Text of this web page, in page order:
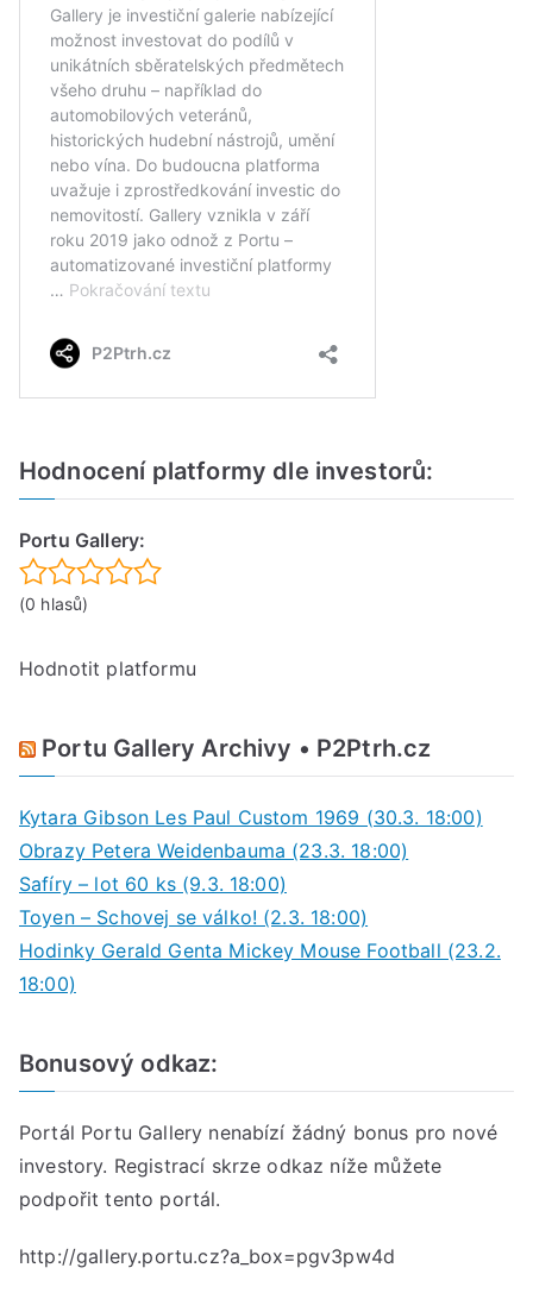
Hodnocení platformy dle investorů:
Portu Gallery:
(0 hlasů)
Hodnotit platformu
Portu Gallery Archivy • P2Ptrh.cz
Kytara Gibson Les Paul Custom 1969 (30.3. 18:00)
Obrazy Petera Weidenbauma (23.3. 18:00)
Safíry – lot 60 ks (9.3. 18:00)
Toyen – Schovej se válko! (2.3. 18:00)
Hodinky Gerald Genta Mickey Mouse Football (23.2.
18:00)
Bonusový odkaz:
Portál Portu Gallery nenabízí žádný bonus pro nové
investory. Registrací skrze odkaz níže můžete
podpořit tento portál.
http://gallery.portu.cz?a_box=pgv3pw4d